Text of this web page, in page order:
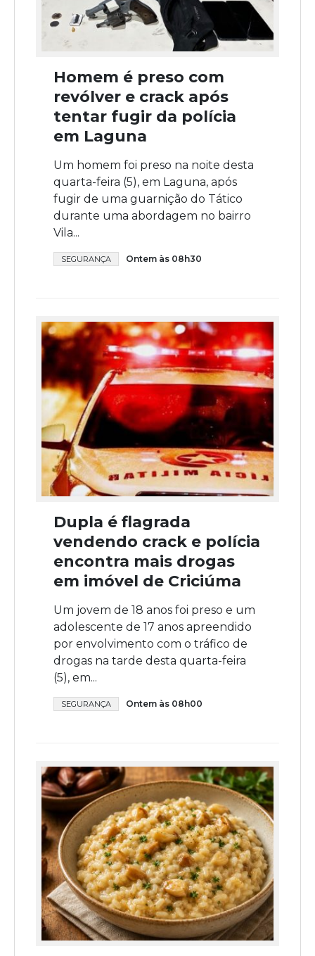
Homem é preso com
revólver e crack após
tentar fugir da polícia
em Laguna
Um homem foi preso na noite desta
quarta-feira (5), em Laguna, após
fugir de uma guarnição do Tático
durante uma abordagem no bairro
Vila...
SEGURANÇA Ontem às 08h30
Dupla é flagrada
vendendo crack e polícia
encontra mais drogas
em imóvel de Criciúma
Um jovem de 18 anos foi preso e um
adolescente de 17 anos apreendido
por envolvimento com o tráfico de
drogas na tarde desta quarta-feira
(5), em...
SEGURANÇA Ontem às 08h00